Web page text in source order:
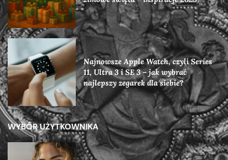
Najnowsze Apple Watch, czyli Series
11, Ultra 3 i SE 3 – jak wybrać
najlepszy zegarek dla siebie?
WYBÓR UŻYTKOWNIKA